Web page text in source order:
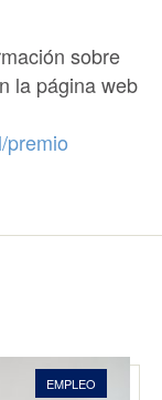
sobre
la página web
premio
EMPLEO